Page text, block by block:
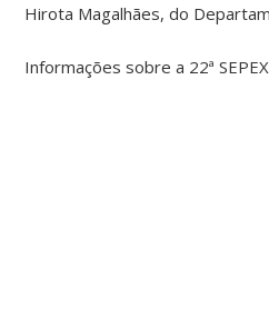
Hirota Magalhães, do
Informações sobre a 22ª